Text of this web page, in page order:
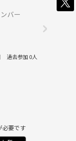
バー
過去参加 0人
必要です